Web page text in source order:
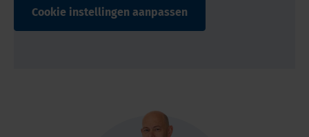
Cookie instellingen aanpassen